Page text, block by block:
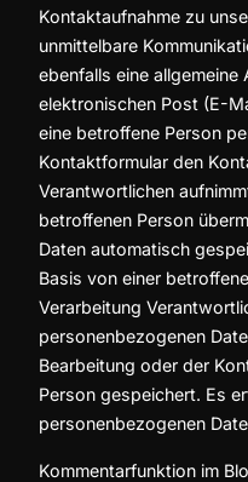
Kontaktaufnahme zu
unmittelbare
ebenfalls eine
elektronischen Post (E-
eine betroffene Person
Kontaktformular den
Verantwortlichen
betroffenen Person
Daten automatisch
Basis von einer
Verarbeitung
personenbezogenen
Bearbeitung oder der
Person gespeichert. Es
personenbezogenen
Kommentarfunktion im